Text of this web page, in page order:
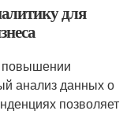
для
повышении
анализ данных о
позволяет